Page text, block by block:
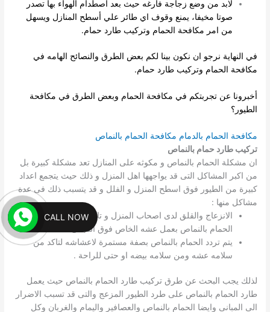
لابد من وضع زجاجة فارغه حيث بعد اصطدام الهواء بها تصدر
صوتا مخيفا، يمنع وقوف اي طائر علي أسطح المنازل ويسهل
من امر مكافحة الحمام وتركيب طارد حمام.
في النهاية نرجو ان نكون بينا لكم بعض الطرق والنصائح الهامه في
مكافحة الحمام وتركيب طارد حمام.
أخبرونا عن تجربتكم في مكافحة الحمام وبعض الطرق في مكافحة
الطيور؟
مكافحة الحمام بالدمام مكافحة الحمام بالنماص
تركيب طارد حمام بالنماص
ان مشكلة الحمام بالنماص و مكوثه على المنازل تعد مشكلة كبيرة بل
من اكبر المشاكل التى قد يواجهها اهل المنزل و ذلك حيث يتجمع اعداد
كبيرة من الطيور فوق اسطح المنزل و الفلل و قد يتسبب ذلك فى عدة
مشاكل منها :
الانزعاج والقلق لدى اصحاب المنزل و تاكل المبانى و ذلك لقيام
الحمام بالنماص بعمل عشه الخاص فوق المبانى .
يتم تردد الحمام بالنماص بصفة مستمرة لاعشاشه لتاكد من
سلامه عشه ومن سلامه بيضه او حتى للراحة .
لذلك يجب البحث عن طرق تركيب طارد الحمام بالنماص حيث يعمل
طارد الحمام بالنماص على طرد الطيور المزعج والتى قد تسبب الاضرار
الى المبانى وايضا الحمام بالنماص والعصافير واليمام والغربان وكل
CALL NOW